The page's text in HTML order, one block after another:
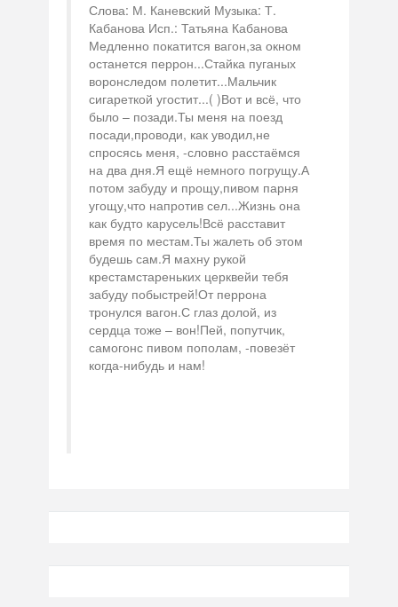
Слова: М. Каневский Музыка: Т.
Кабанова Исп.: Татьяна Кабанова
Медленно покатится вагон,за окном
останется перрон...Стайка пуганых
воронследом полетит...Мальчик
сигареткой угостит...( )Вот и всё, что
было – позади.Ты меня на поезд
посади,проводи, как уводил,не
спросясь меня, -словно расстаёмся
на два дня.Я ещё немного погрущу.А
потом забуду и прощу,пивом парня
угощу,что напротив сел...Жизнь она
как будто карусель!Всё расставит
время по местам.Ты жалеть об этом
будешь сам.Я махну рукой
крестамстареньких церквейи тебя
забуду побыстрей!От перрона
тронулся вагон.С глаз долой, из
сердца тоже – вон!Пей, попутчик,
самогонс пивом пополам, -повезёт
когда-нибудь и нам!